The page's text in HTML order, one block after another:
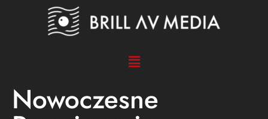
Nowoczesne